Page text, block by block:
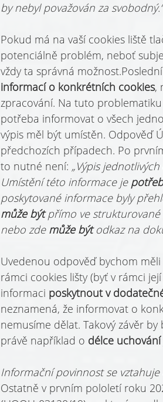
by nebyl považován za svobodný.“
Pokud má na vaší cookies liště
potenciálně problém, neboť
vždy ta správná
informací o konkrétních cookies,
zpracování. Na tuto
potřeba informovat o všech
výpis měl být umístěn. Odpověď
předchozích případech. Po
to nutné není: „Výpis
Umístění této informace je
poskytované informace byly
může být přímo ve strukturované
nebo zde může být odkaz na
Uvedenou odpověď bychom
rámci cookies lišty (byť v rámci
informaci poskytnout v
neznamená, že informovat o
nemusíme dělat. Takový závěr
právě například o délce
Informační povinnost se
Ostatně v prvním pololetí roku